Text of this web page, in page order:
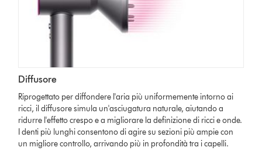
Diffusore
Riprogettato per diffondere l'aria più uniformemente intorno ai
ricci, il diffusore simula un'asciugatura naturale, aiutando a
ridurre l'effetto crespo e a migliorare la definizione di ricci e onde.
I denti più lunghi consentono di agire su sezioni più ampie con
un migliore controllo, arrivando più in profondità tra i capelli.